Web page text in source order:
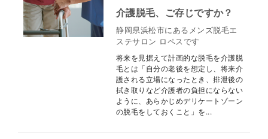
介護脱毛、ご存じですか？
静岡県浜松市にあるメンズ脱毛エ
ステサロン ロペスです
将来を見据えて計画的な脱毛を介護脱
毛とは「自分の老後を想定し、将来介
護される立場になったとき、排泄後の
拭き取りなど介護者の負担にならない
ように、あらかじめデリケートゾーン
の脱毛をしておくこと」を...